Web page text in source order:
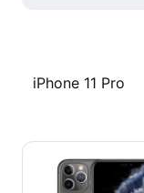
iPhone 11 Pro